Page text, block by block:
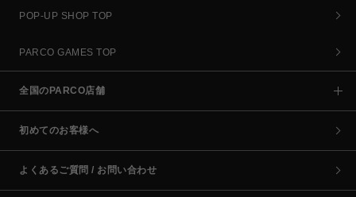
POP-UP SHOP TOP
PARCO GAMES TOP
全国のPARCO店舗
初めてのお客様へ
よくあるご質問 / お問い合わせ